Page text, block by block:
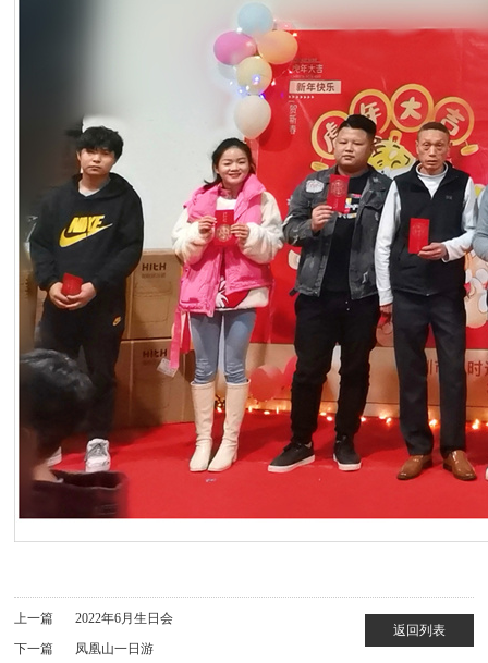
上一篇
2022年6月生日会
下一篇
凤凰山一日游
返回列表